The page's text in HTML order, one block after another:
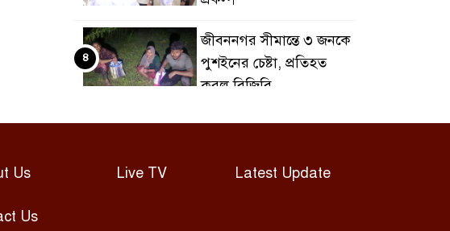
জীবননগর সীমান্তে ৩ জনকে
পুশইনের চেষ্টা, প্রতিহত
করল বিজিবি
৪
চাঁদপুরে নারীর পেট থেকে
অপসারণ
Us Live TV Latest Update
Us